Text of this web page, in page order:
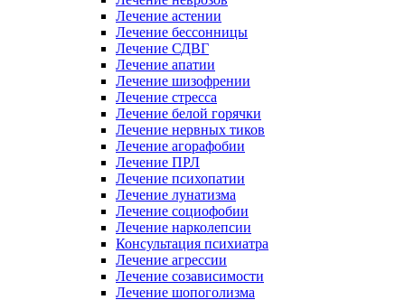
Лечение астении
Лечение бессонницы
Лечение СДВГ
Лечение апатии
Лечение шизофрении
Лечение стресса
Лечение белой горячки
Лечение нервных тиков
Лечение агорафобии
Лечение ПРЛ
Лечение психопатии
Лечение лунатизма
Лечение социофобии
Лечение нарколепсии
Консультация психиатра
Лечение агрессии
Лечение созависимости
Лечение шопоголизма